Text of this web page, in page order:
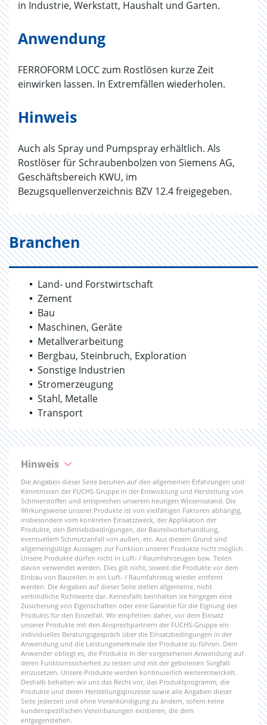
in Industrie, Werkstatt, Haushalt und Garten.
Anwendung
FERROFORM LOCC zum Rostlösen kurze Zeit
einwirken lassen. In Extremfällen wiederholen.
Hinweis
Auch als Spray und Pumpspray erhältlich. Als
Rostlöser für Schraubenbolzen von Siemens AG,
Geschäftsbereich KWU, im
Bezugsquellenverzeichnis BZV 12.4 freigegeben.
Branchen
Land- und Forstwirtschaft
Zement
Bau
Maschinen, Geräte
Metallverarbeitung
Bergbau, Steinbruch, Exploration
Sonstige Industrien
Stromerzeugung
Stahl, Metalle
Transport
Hinweis
Die Angaben dieser Seite beruhen auf den allgemeinen Erfahrungen und
Kenntnissen der FUCHS-Gruppe in der Entwicklung und Herstellung von
Schmierstoffen und entsprechen unserem heutigen Wissensstand. Die
Wirkungsweise unserer Produkte ist von vielfältigen Faktoren abhängig,
insbesondere vom konkreten Einsatzzweck, der Applikation der
Produkte, den Betriebsbedingungen, der Bauteilvorbehandlung,
eventuellem Schmutzanfall von außen, etc. Aus diesem Grund sind
allgemeingültige Aussagen zur Funktion unserer Produkte nicht möglich.
Unsere Produkte dürfen nicht in Luft- / Raumfahrzeugen bzw. Teilen
davon verwendet werden. Dies gilt nicht, soweit die Produkte vor dem
Einbau von Bauteilen in ein Luft- / Raumfahrzeug wieder entfernt
werden. Die Angaben auf dieser Seite stellen allgemeine, nicht
verbindliche Richtwerte dar. Keinesfalls beinhalten sie hingegen eine
Zusicherung von Eigenschaften oder eine Garantie für die Eignung des
Produkts für den Einzelfall. Wir empfehlen daher, vor dem Einsatz
unserer Produkte mit den Ansprechpartnern der FUCHS-Gruppe ein
individuelles Beratungsgespräch über die Einsatzbedingungen in der
Anwendung und die Leistungsmerkmale der Produkte zu führen. Dem
Anwender obliegt es, die Produkte in der vorgesehenen Anwendung auf
deren Funktionssicherheit zu testen und mit der gebotenen Sorgfalt
einzusetzen. Unsere Produkte werden kontinuierlich weiterentwickelt.
Deshalb behalten wir uns das Recht vor, das Produktprogramm, die
Produkte und deren Herstellungsprozesse sowie alle Angaben dieser
Seite jederzeit und ohne Vorankündigung zu ändern, sofern keine
kundenspezifischen Vereinbarungen existieren, die dem
entgegenstehen.